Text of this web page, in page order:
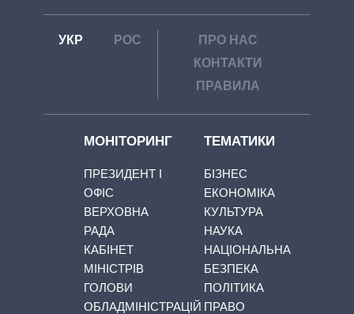
УКР РОС
ПРО НАС
КОНТАКТИ
ПРАВИЛА
МОНІТОРИНГ
ПРЕЗИДЕНТ І
ОФІС
ВЕРХОВНА
РАДА
КАБІНЕТ
МІНІСТРІВ
ГОЛОВИ
ОБЛАДМІНІСТРАЦІЙ
ТЕМАТИКИ
БІЗНЕС
ЕКОНОМІКА
КУЛЬТУРА
НАУКА
НАЦІОНАЛЬНА
БЕЗПЕКА
ПОЛІТИКА
ПРАВО